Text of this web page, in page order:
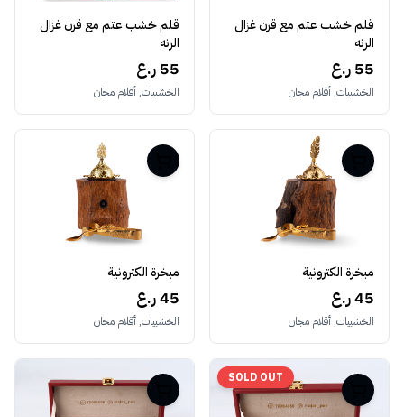
قلم خشب عتم مع قرن غزال
الرنه
55 ر.ع
الخشبيات, أقلام مجان
قلم خشب عتم مع قرن غزال
الرنه
55 ر.ع
الخشبيات, أقلام مجان
مبخرة الكترونية
45 ر.ع
الخشبيات, أقلام مجان
مبخرة الكترونية
45 ر.ع
الخشبيات, أقلام مجان
SOLD OUT